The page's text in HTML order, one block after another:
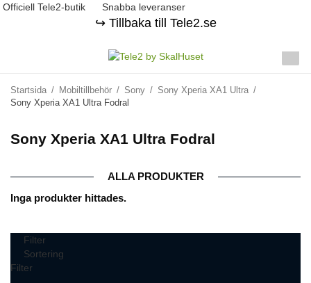
Officiell Tele2-butik Snabba leveranser
↪️ Tillbaka till Tele2.se
Startsida / Mobiltillbehör / Sony / Sony Xperia XA1 Ultra /
Sony Xperia XA1 Ultra Fodral
Sony Xperia XA1 Ultra Fodral
ALLA PRODUKTER
Inga produkter hittades.
Filter
Sortering
Filter